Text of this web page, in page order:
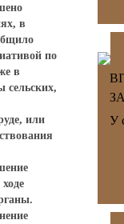
в
по
в
сельских,
или
У